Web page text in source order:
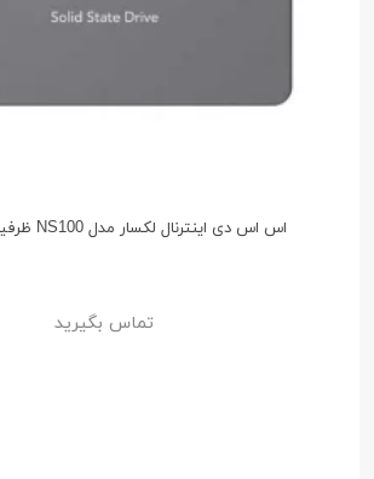
اس اس دی اینترنال لکسار مدل NS100 ظرفیت 1 ترابایت
تماس بگیرید